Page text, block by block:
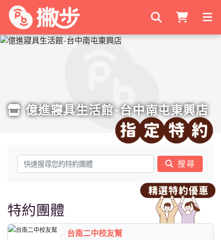
搜尋商家
億進寢具生活館-台中南屯東興店
搜尋
特約團體
台南二中校友幫